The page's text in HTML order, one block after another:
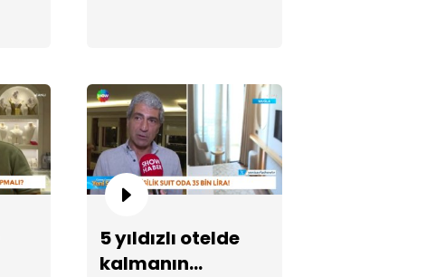
Erkek esnafın korkulu rüyası...
5 yıldızlı otelde
kalmanın